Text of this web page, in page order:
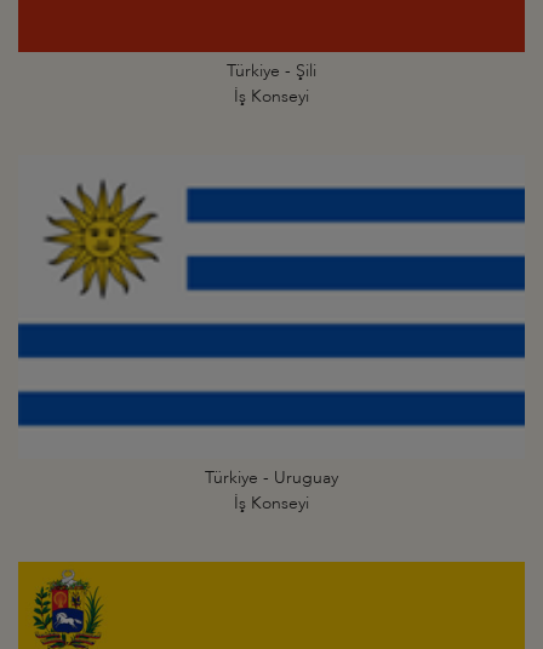
Türkiye - Şili
İş Konseyi
Türkiye - Uruguay
İş Konseyi